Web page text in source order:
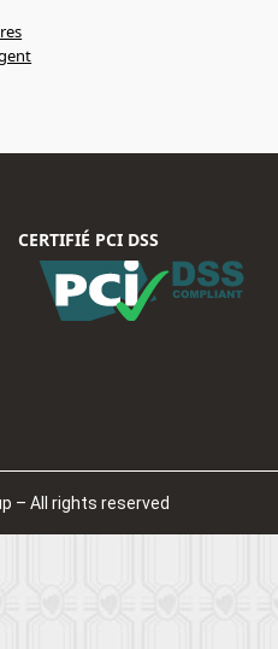
CERTIFIÉ PCI DSS
– All rights reserved